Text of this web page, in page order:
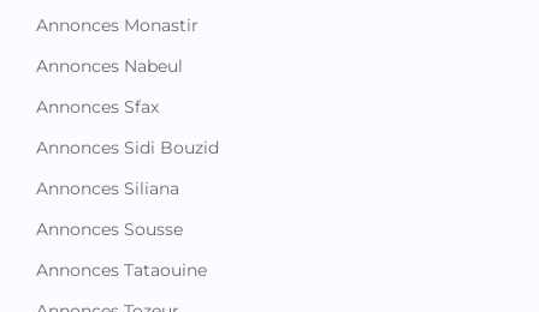
Annonces Monastir
Annonces Nabeul
Annonces Sfax
Annonces Sidi Bouzid
Annonces Siliana
Annonces Sousse
Annonces Tataouine